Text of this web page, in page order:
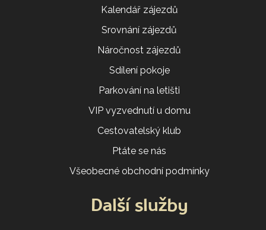
Kalendář zájezdů
Srovnání zájezdů
Náročnost zájezdů
Sdílení pokoje
Parkování na letišti
VIP vyzvednutí u domu
Cestovatelský klub
Ptáte se nás
Všeobecné obchodní podmínky
Další služby